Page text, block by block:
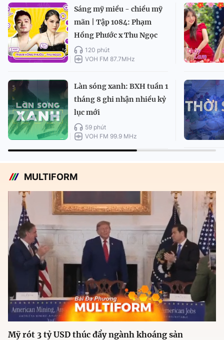
Sáng mỹ miều - chiều mỹ
mãn | Tập 1084: Phạm
Hồng Phước x Thu Ngọc
120 phút
VOH FM 87.7MHz
Làn sóng xanh: BXH tuần 1
tháng 8 ghi nhận nhiều kỷ
lục mới
59 phút
VOH FM 99.9 MHz
MULTIFORM
Mỹ rót 3 tỷ USD thúc đẩy ngành khoáng sản